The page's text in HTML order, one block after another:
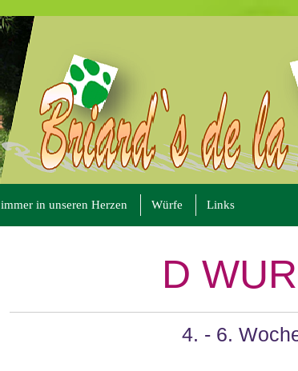
immer in unseren Herzen Würfe Links
D
4. - 6.